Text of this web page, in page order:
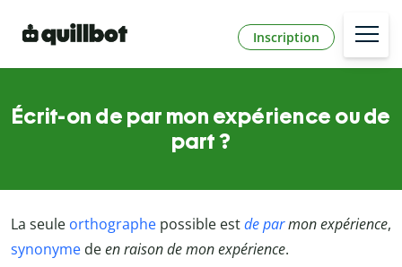
Inscription
Écrit-on de par mon expérience ou de
part ?
La seule orthographe possible estde parmon expérience,
synonyme deen raison de mon expérience.